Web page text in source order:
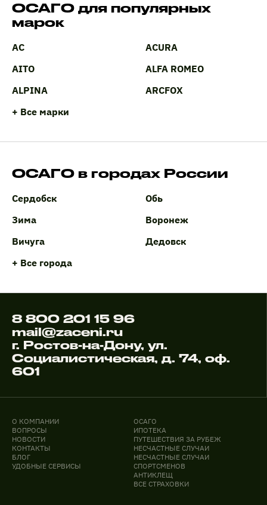
ОСАГО для популярных
марок
AC
ACURA
AITO
ALFA ROMEO
ALPINA
ARCFOX
+ Все марки
ОСАГО в городах России
Сердобск
Обь
Зима
Воронеж
Вичуга
Дедовск
+ Все города
8 800 201 15 96
mail@zaceni.ru
г. Ростов-на-Дону, ул.
Социалистическая, д. 74, оф.
601
О КОМПАНИИ
ВОПРОСЫ
НОВОСТИ
КОНТАКТЫ
БЛОГ
УДОБНЫЕ СЕРВИСЫ
ОСАГО
ИПОТЕКА
ПУТЕШЕСТВИЯ ЗА РУБЕЖ
НЕСЧАСТНЫЕ СЛУЧАИ
НЕСЧАСТНЫЕ СЛУЧАИ
СПОРТСМЕНОВ
АНТИКЛЕЩ
ВСЕ СТРАХОВКИ